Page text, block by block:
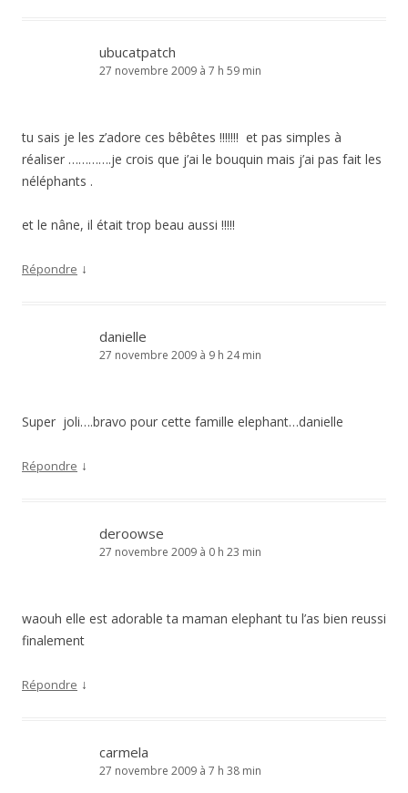
ubucatpatch
27 novembre 2009 à 7 h 59 min
tu sais je les z’adore ces bêbêtes !!!!!!! et pas simples à
réaliser ………….je crois que j’ai le bouquin mais j’ai pas fait les
néléphants .
et le nâne, il était trop beau aussi !!!!!
Répondre ↓
danielle
27 novembre 2009 à 9 h 24 min
Super joli….bravo pour cette famille elephant…danielle
Répondre ↓
deroowse
27 novembre 2009 à 0 h 23 min
waouh elle est adorable ta maman elephant tu l’as bien reussi
finalement
Répondre ↓
carmela
27 novembre 2009 à 7 h 38 min